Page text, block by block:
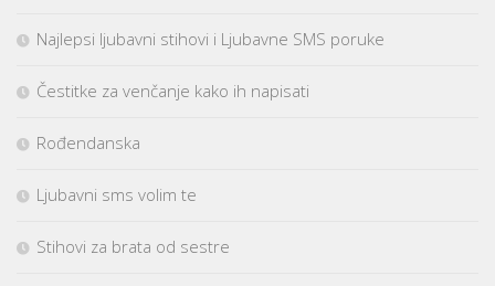
Najlepsi ljubavni stihovi i Ljubavne SMS poruke
Čestitke za venčanje kako ih napisati
Rođendanska
Ljubavni sms volim te
Stihovi za brata od sestre